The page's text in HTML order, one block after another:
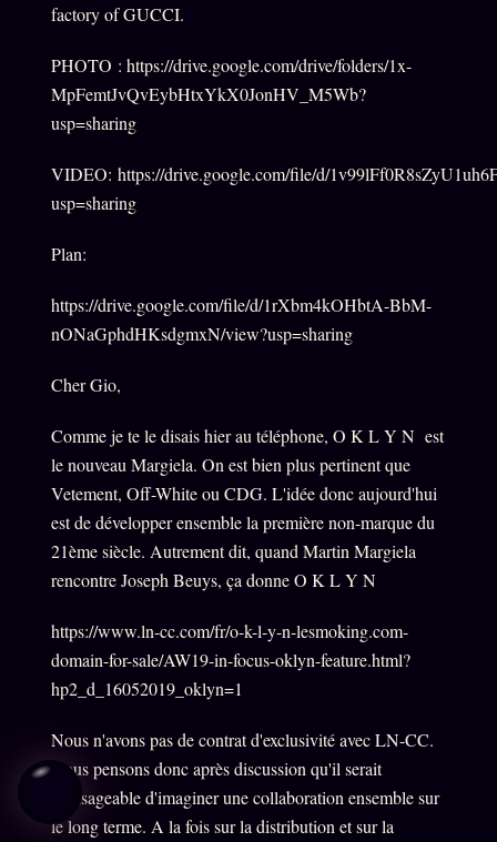
factory of GUCCI.
PHOTO : https://drive.google.com/drive/folders/1x-
MpFemtJvQvEybHtxYkX0JonHV_M5Wb?
usp=sharing
VIDEO: https://drive.google.com/file/d/
usp=sharing
Plan:
https://drive.google.com/file/d/1rXbm4kOHbtA-BbM-
nONaGphdHKsdgmxN/view?usp=sharing
Cher Gio,
Comme je te le disais hier au téléphone, O K L Y N est
le nouveau Margiela. On est bien plus pertinent que
Vetement, Off-White ou CDG. L'idée donc aujourd'hui
est de développer ensemble la première non-marque du
21ème siècle. Autrement dit, quand Martin Margiela
rencontre Joseph Beuys, ça donne O K L Y N
https://www.ln-cc.com/fr/o-k-l-y-n-lesmoking.com-
domain-for-sale/AW19-in-focus-oklyn-feature.html?
hp2_d_16052019_oklyn=1
Nous n'avons pas de contrat d'exclusivité avec LN-CC.
Nous pensons donc après discussion qu'il serait
envisageable d'imaginer une collaboration ensemble sur
le long terme. A la fois sur la distribution et sur la